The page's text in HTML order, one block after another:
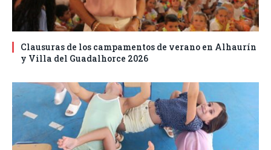
Clausuras de los campamentos de verano en Alhaurín
y Villa del Guadalhorce 2026